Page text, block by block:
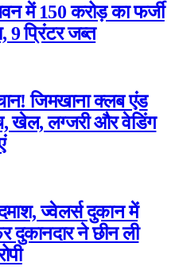
में 150 करोड़ का फर्जी
9 प्रिंटर जब्त
जिमखाना क्लब एंड
खेल, लग्जरी और वेडिंग
ज्वेलर्स दुकान में
दुकानदार ने छीन ली